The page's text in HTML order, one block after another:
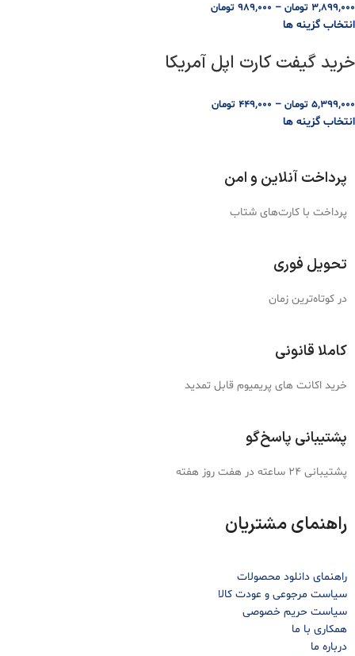
3,899,000 تومان –
989,000 تومان
انتخاب گزینه ها
خرید گیفت کارت اپل آمریکا
5,399,000 تومان –
449,000 تومان
انتخاب گزینه ها
پرداخت آنلاین و امن
پرداخت با کارت‌های شتاب
تحویل فوری
در کوتاه‌ترین زمان
کاملا قانونی
خرید اکانت های پریمیوم قابل تمدید
پشتیبانی پاسخ‌گو
پشتیبانی 24 ساعته در هفت روز هفته
راهنمای مشتریان
راهنمای دانلود محصولات
سیاست مرجوعی و عودت کالا
سیاست حریم خصوصی
همکاری با ما
درباره ما